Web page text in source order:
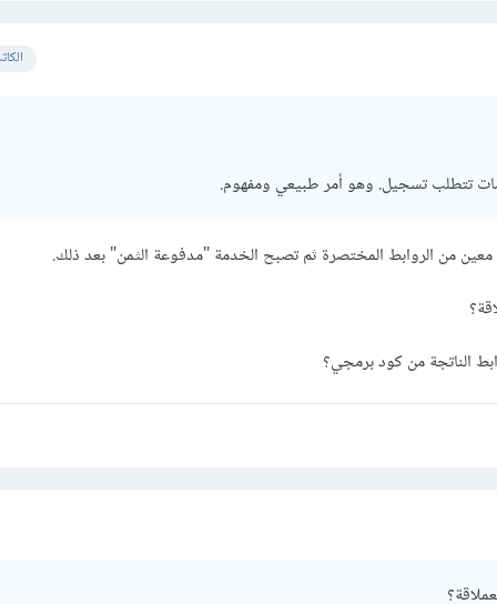
تتطلب تسجيل. وهو أمر طبيعي ومفهوم.
الناتجة من كود برمجي؟